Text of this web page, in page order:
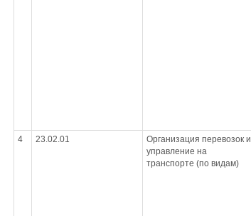
4 23.02.01
Организация перевозок и
управление на
транспорте (по видам)